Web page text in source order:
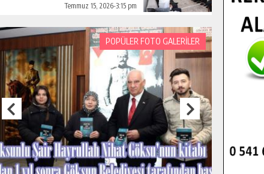
Temmuz 15, 2026-3:15 pm
POPÜLER FOTO GALERİLER